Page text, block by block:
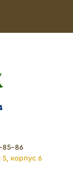
85-86
корпус 6